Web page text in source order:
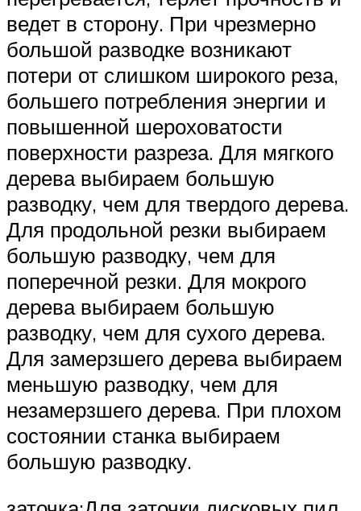
ведет в сторону. При чрезмерно
большой разводке возникают
потери от слишком широкого реза,
большего потребления энергии и
повышенной шероховатости
поверхности разреза. Для мягкого
дерева выбираем большую
разводку, чем для твердого дерева.
Для продольной резки выбираем
большую разводку, чем для
поперечной резки. Для мокрого
дерева выбираем большую
разводку, чем для сухого дерева.
Для замерзшего дерева выбираем
меньшую разводку, чем для
незамерзшего дерева. При плохом
состоянии станка выбираем
большую разводку.